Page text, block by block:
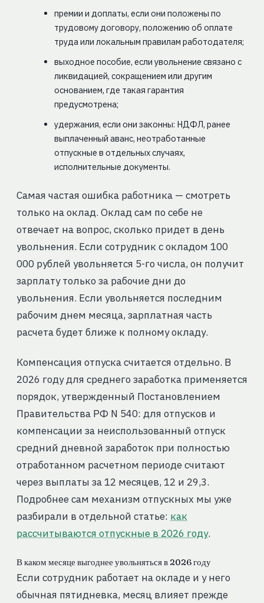
премии и доплаты, если они положены по
трудовому договору, положению об оплате
труда или локальным правилам работодателя;
выходное пособие, если увольнение связано с
ликвидацией, сокращением или другим
основанием, где такая гарантия
предусмотрена;
удержания, если они законны: НДФЛ, ранее
выплаченный аванс, неотработанные
отпускные в отдельных случаях,
исполнительные документы.
Самая частая ошибка работника — смотреть
только на оклад. Оклад сам по себе не
отвечает на вопрос, сколько придет в день
увольнения. Если сотрудник с окладом 100
000 рублей увольняется 5-го числа, он получит
зарплату только за рабочие дни до
увольнения. Если увольняется последним
рабочим днем месяца, зарплатная часть
расчета будет ближе к полному окладу.
Компенсация отпуска считается отдельно. В
2026 году для среднего заработка применяется
порядок, утвержденный Постановлением
Правительства РФ N 540: для отпусков и
компенсации за неиспользованный отпуск
средний дневной заработок при полностью
отработанном расчетном периоде считают
через выплаты за 12 месяцев, 12 и 29,3.
Подробнее сам механизм отпускных мы уже
разбирали в отдельной статье: как
рассчитываются отпускные в 2026 году.
В каком месяце выгоднее увольняться в 2026 году
Если сотрудник работает на окладе и у него
обычная пятидневка, месяц влияет прежде